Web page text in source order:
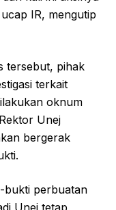
IR, mengutip
tersebut, pihak
terkait
oknum
Unej
bergerak
bukti perbuatan